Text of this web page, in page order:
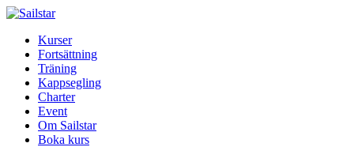
Kurser
Fortsättning
Träning
Kappsegling
Charter
Event
Om Sailstar
Boka kurs